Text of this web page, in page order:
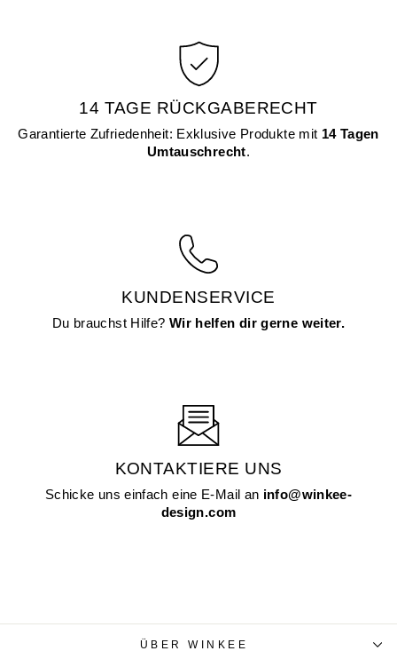
14 TAGE RÜCKGABERECHT
Garantierte Zufriedenheit: Exklusive Produkte mit 14 Tagen
Umtauschrecht.
KUNDENSERVICE
Du brauchst Hilfe? Wir helfen dir gerne weiter.
KONTAKTIERE UNS
Schicke uns einfach eine E-Mail an info@winkee-
design.com
ÜBER WINKEE